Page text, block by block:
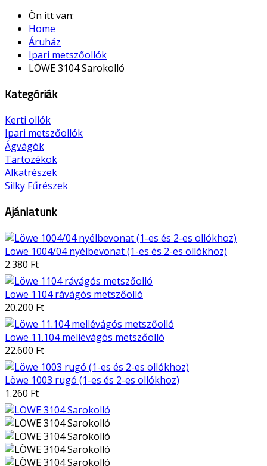
Ön itt van:
Home
Áruház
Ipari metszőollók
LÖWE 3104 Sarokolló
Kategóriák
Kerti ollók
Ipari metszőollók
Ágvágók
Tartozékok
Alkatrészek
Silky Fűrészek
Ajánlatunk
Löwe 1004/04 nyélbevonat (1-es és 2-es ollókhoz)
2.380 Ft
Löwe 1104 rávágós metszőolló
20.200 Ft
Löwe 11.104 mellévágós metszőolló
22.600 Ft
Löwe 1003 rugó (1-es és 2-es ollókhoz)
1.260 Ft